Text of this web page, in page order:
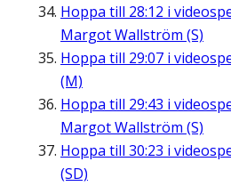
Hoppa till 28:12 i
Margot Wallström (S)
Hoppa till 29:07 i
(M)
Hoppa till 29:43 i
Margot Wallström (S)
Hoppa till 30:23 i
(SD)